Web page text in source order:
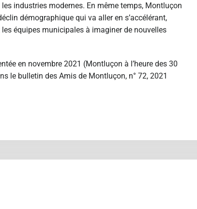
industries modernes. En même temps, Montluçon
démographique qui va aller en s’accélérant,
équipes municipales à imaginer de nouvelles
en novembre 2021 (Montluçon à l’heure des 30
le bulletin des Amis de Montluçon, n° 72, 2021